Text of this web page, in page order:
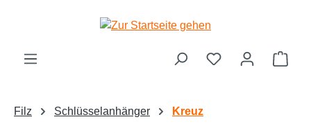
Filz Schlüsselanhänger Kreuz